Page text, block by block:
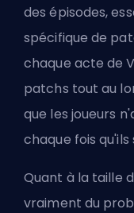
des épisodes,
spécifique de
chaque acte de
patchs tout au
que les joueurs
chaque fois
Quant à la taille
vraiment du